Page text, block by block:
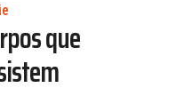
que